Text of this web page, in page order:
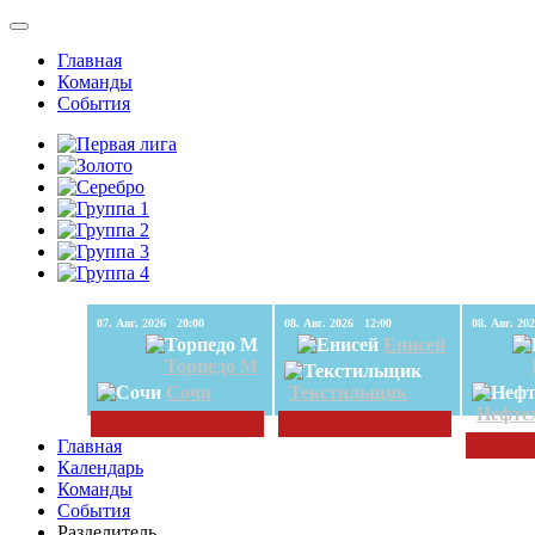
Главная
Команды
События
07. Авг. 2026 20:00
Торпедо М
Сочи
08. Авг. 2026 12:00
Енисей
Текстильщик
Главная
Календарь
Команды
События